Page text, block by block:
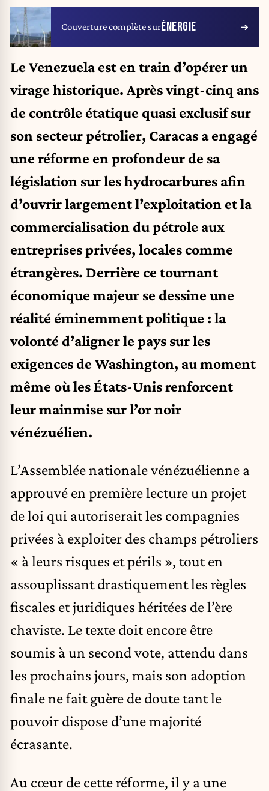
Couverture complète surÉNERGIE
Le Venezuela est en train d’opérer un
virage historique. Après vingt-cinq ans
de contrôle étatique quasi exclusif sur
son secteur pétrolier, Caracas a engagé
une réforme en profondeur de sa
législation sur les hydrocarbures afin
d’ouvrir largement l’exploitation et la
commercialisation du pétrole aux
entreprises privées, locales comme
étrangères. Derrière ce tournant
économique majeur se dessine une
réalité éminemment politique : la
volonté d’aligner le pays sur les
exigences de Washington, au moment
même où les États-Unis renforcent
leur mainmise sur l’or noir
vénézuélien.
L’Assemblée nationale vénézuélienne a
approuvé en première lecture un projet
de loi qui autoriserait les compagnies
privées à exploiter des champs pétroliers
« à leurs risques et périls », tout en
assouplissant drastiquement les règles
fiscales et juridiques héritées de l’ère
chaviste. Le texte doit encore être
soumis à un second vote, attendu dans
les prochains jours, mais son adoption
finale ne fait guère de doute tant le
pouvoir dispose d’une majorité
écrasante.
Au cœur de cette réforme, il y a une